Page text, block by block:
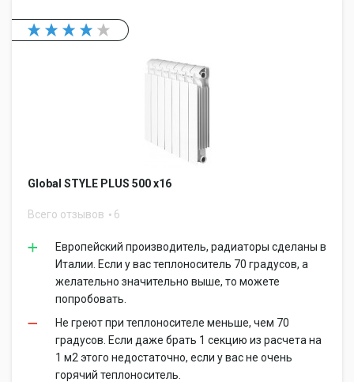
Global STYLE PLUS 500 x16
Всего отзывов 6
Европейский производитель, радиаторы сделаны в
Италии. Если у вас теплоноситель 70 градусов, а
желательно значительно выше, то можете
попробовать.
Не греют при теплоносителе меньше, чем 70
градусов. Если даже брать 1 секцию из расчета на
1 м2 этого недостаточно, если у вас не очень
горячий теплоноситель.